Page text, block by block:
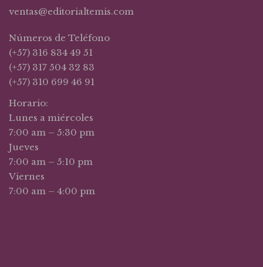
ventas@editorialtemis.com
Números de Teléfono
(+57) 316 834 49 51
(+57) 317 504 32 83
(+57) 310 699 46 91
Horario:
Lunes a miércoles
7:00 am – 5:30 pm
Jueves
7:00 am – 5:10 pm
Viernes
7:00 am – 4:00 pm